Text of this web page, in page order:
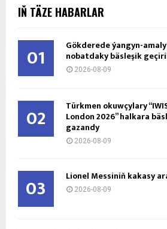
IŇ TÄZE HABARLAR
01 Gökderede ýangyn-
nobatdaky bäsleşik
2026-08-09
02 Türkmen okuwçylary
London 2026” halkara
gazandy
2026-08-09
03 Lionel Messiniň kakasy
2026-08-09